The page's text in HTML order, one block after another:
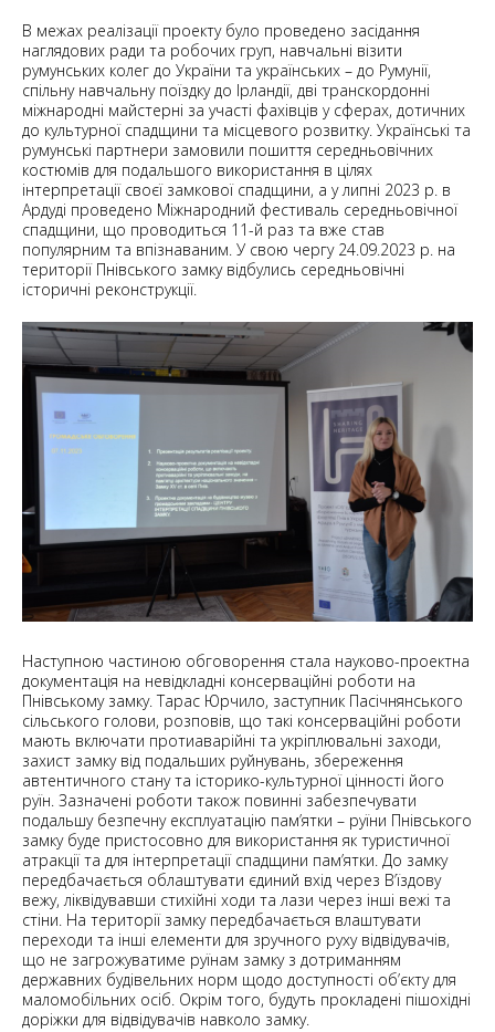
В межах реалізації проекту було проведено засідання
наглядових ради та робочих груп, навчальні візити
румунських колег до України та українських – до Румунії,
спільну навчальну поїздку до Ірландії, дві транскордонні
міжнародні майстерні за участі фахівців у сферах, дотичних
до культурної спадщини та місцевого розвитку. Українські та
румунські партнери замовили пошиття середньовічних
костюмів для подальшого використання в цілях
інтерпретації своєї замкової спадщини, а у липні 2023 р. в
Ардуді проведено Міжнародний фестиваль середньовічної
спадщини, що проводиться 11-й раз та вже став
популярним та впізнаваним. У свою чергу 24.09.2023 р. на
території Пнівського замку відбулись середньовічні
історичні реконструкції.
Наступною частиною обговорення стала науково-проектна
документація на невідкладні консерваційні роботи на
Пнівському замку. Тарас Юрчило, заступник Пасічнянського
сільського голови, розповів, що такі консерваційні роботи
мають включати протиаварійні та укріплювальні заходи,
захист замку від подальших руйнувань, збереження
автентичного стану та історико-культурної цінності його
руїн. Зазначені роботи також повинні забезпечувати
подальшу безпечну експлуатацію пам’ятки – руїни Пнівського
замку буде пристосовно для використання як туристичної
атракції та для інтерпретації спадщини пам’ятки. До замку
передбачається облаштувати єдиний вхід через В’їздову
вежу, ліквідувавши стихійні ходи та лази через інші вежі та
стіни. На території замку передбачається влаштувати
переходи та інші елементи для зручного руху відвідувачів,
що не загрожуватиме руїнам замку з дотриманням
державних будівельних норм щодо доступності об’єкту для
маломобільних осіб. Окрім того, будуть прокладені пішохідні
доріжки для відвідувачів навколо замку.